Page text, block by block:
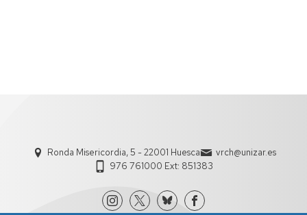
Ronda Misericordia, 5 - 22001 Huesca
vrch@unizar.es
976 761000 Ext: 851383